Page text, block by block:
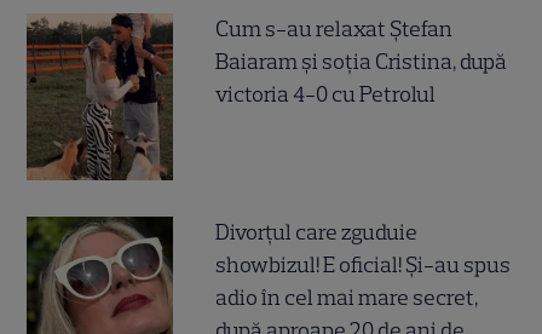
Cum s-au relaxat Ștefan
Baiaram și soția Cristina, după
victoria 4-0 cu Petrolul
Divorțul care zguduie
showbizul! E oficial! Și-au spus
adio în cel mai mare secret,